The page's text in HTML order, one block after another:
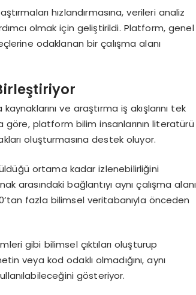
hızlandırmasına, verileri analiz
olmak için geliştirildi. Platform, genel
odaklanan bir çalışma alanı
ve araştırma iş akışlarını tek
göre, platform bilim insanlarının literatürü
oluşturmasına destek oluyor.
ortama kadar izlenebilirliğini
arasındaki bağlantıyı aynı çalışma alanı
fazla bilimsel veritabanıyla önceden
gibi bilimsel çıktıları oluşturup
veya kod odaklı olmadığını, aynı
gösteriyor.